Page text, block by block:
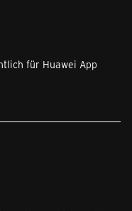
für Huawei App